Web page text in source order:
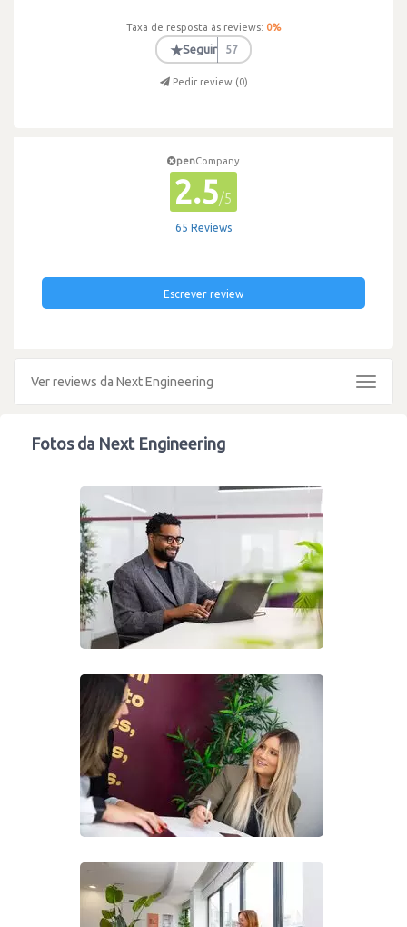
Taxa de resposta às reviews: 0%
★Seguir 57
Pedir review (0)
penCompany
2.5/5
65 Reviews
Escrever review
Ver reviews da Next Engineering
Toggle
Fotos da Next Engineering